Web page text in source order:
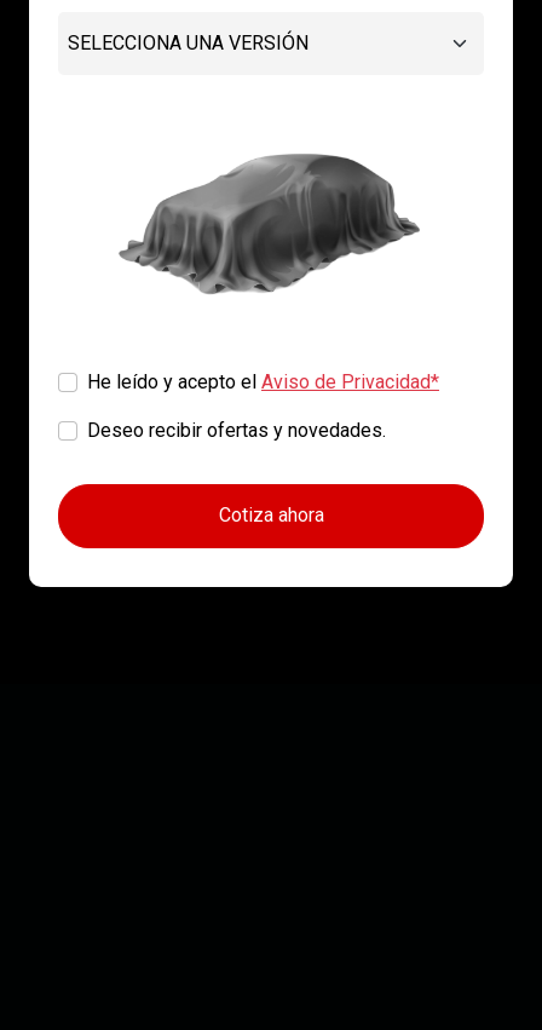
He leído y acepto el Aviso de Privacidad*
Deseo recibir ofertas y novedades.
Cotiza ahora